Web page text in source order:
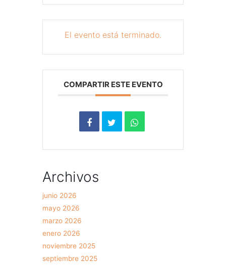
El evento está terminado.
COMPARTIR ESTE EVENTO
Archivos
junio 2026
mayo 2026
marzo 2026
enero 2026
noviembre 2025
septiembre 2025